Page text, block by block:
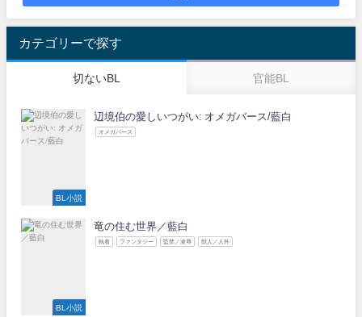
カテゴリーで探す
切ないBL 官能BL
BL小説
辺境伯の愛しいつがい: オメガバース/藍白
オメガバース
BL小説
竜の住む世界／藍白
執着 ファンタジー 監禁／凌辱 獣人／人外